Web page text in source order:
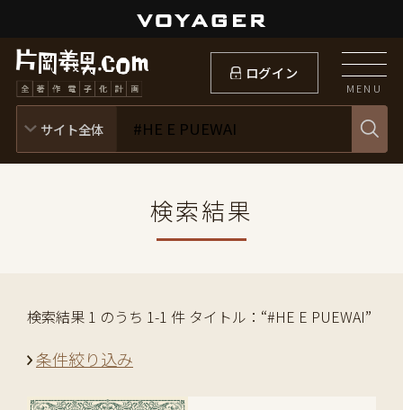
ログイン
MENU
検索結果
検索結果 1 のうち 1-1 件 タイトル：“#HE E PUEWAI”
条件絞り込み